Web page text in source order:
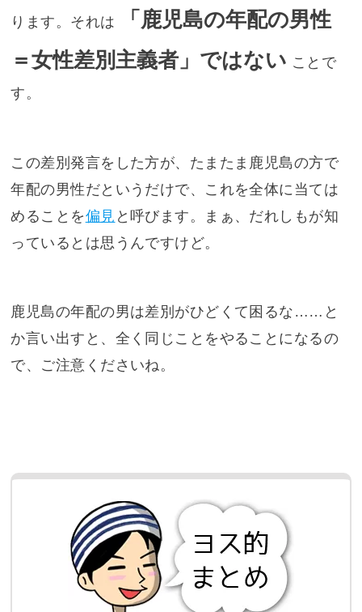
ります。それは
「鹿児島の年配の男性
＝女性差別主義者」ではない ことで
す。
この差別発言をした方が、たまたま鹿児島の方で
年配の男性だというだけで、これを全体に当ては
めることを偏見 と呼びます。まぁ、だれしもが知
っているとは思うんですけど。
鹿児島の年配の男は差別がひどくて困るな……と
か言い出すと、全く同じことをやることになるの
で、ご注意くださいね。